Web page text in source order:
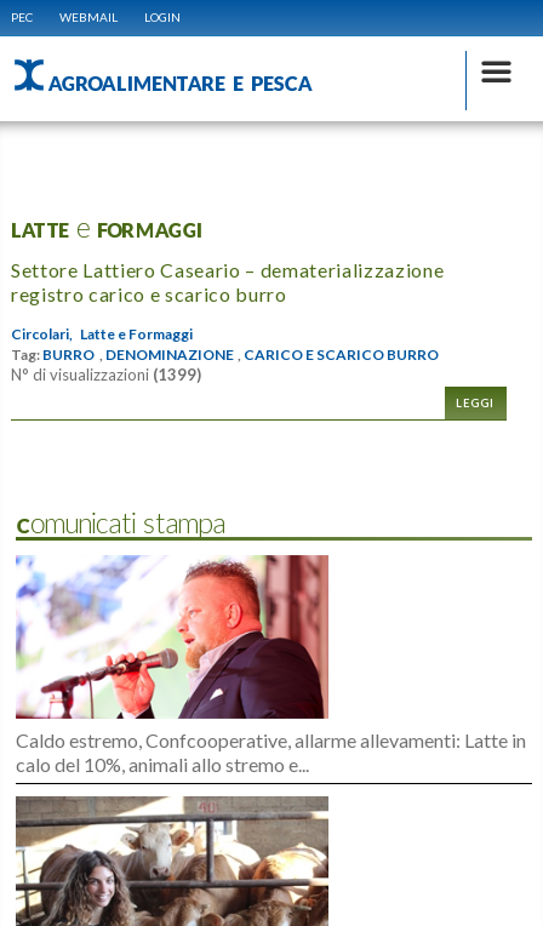
PEC WEBMAIL LOGIN
AGROALIMENTARE E PESCA
LATTE e FORMAGGI
Settore Lattiero Caseario – dematerializzazione
registro carico e scarico burro
Circolari, Latte e Formaggi
Tag: BURRO , DENOMINAZIONE , CARICO E SCARICO BURRO
N° di visualizzazioni (1399)
LEGGI
Comunicati stampa
Caldo estremo, Confcooperative, allarme allevamenti: Latte in
calo del 10%, animali allo stremo e...